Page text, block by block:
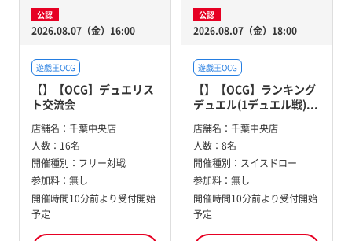
公認
2026.08.07（金）16:00
遊戯王OCG
【】【OCG】デュエリス
ト交流会
店舗名： 千葉中央店
人数： 16名
開催種別： フリー対戦
参加料： 無し
開催時間10分前より受付開始
予定
公認
2026.08.07（金）18:00
遊戯王OCG
【】【OCG】ランキング
デュエル(1デュエル戦)...
店舗名： 千葉中央店
人数： 8名
開催種別： スイスドロー
参加料： 無し
開催時間10分前より受付開始
予定